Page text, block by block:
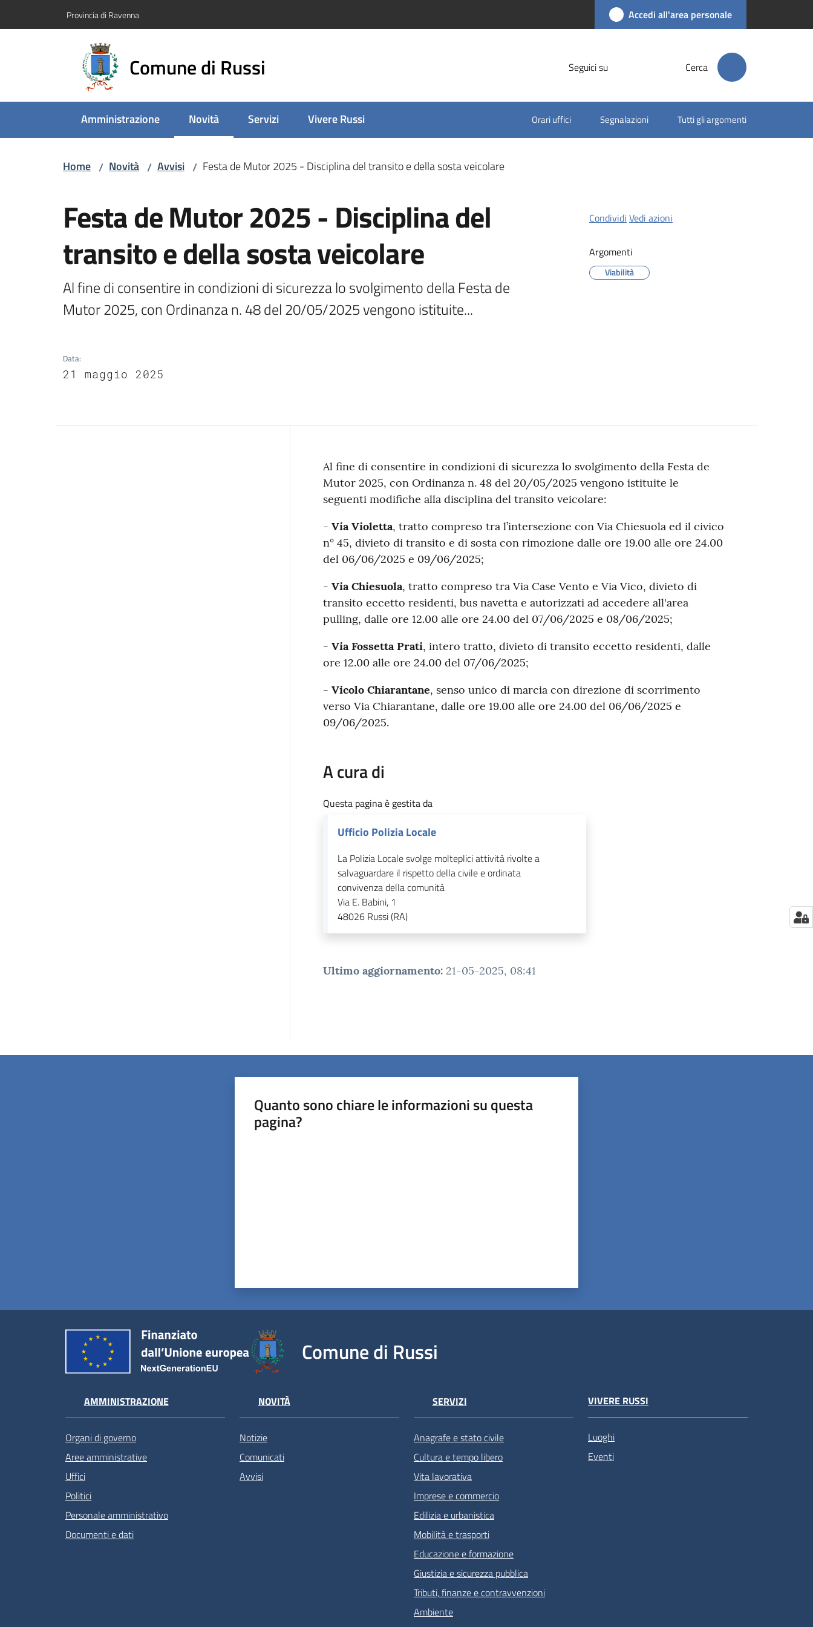
Provincia di Ravenna Accedi all'area personale
Comune di Russi Seguici su Cerca
Amministrazione Novità
Menu selezionato
Servizi Vivere Russi Orari uffici Segnalazioni Tutti gli argomenti
Home / Novità / Avvisi / Festa de Mutor 2025 - Disciplina del transito e della sosta veicolare
Festa de Mutor 2025 - Disciplina del
transito e della sosta veicolare
Al fine di consentire in condizioni di sicurezza lo svolgimento della Festa de
Mutor 2025, con Ordinanza n. 48 del 20/05/2025 vengono istituite...
Data:
21 maggio 2025
Condividi Vedi azioni
Argomenti
Viabilità
Contenuto
Al fine di consentire in condizioni di sicurezza lo svolgimento della Festa de
Mutor 2025, con Ordinanza n. 48 del 20/05/2025 vengono istituite le
seguenti modifiche alla disciplina del transito veicolare:
- Via Violetta, tratto compreso tra l’intersezione con Via Chiesuola ed il civico
n° 45, divieto di transito e di sosta con rimozione dalle ore 19.00 alle ore 24.00
del 06/06/2025 e 09/06/2025;
- Via Chiesuola, tratto compreso tra Via Case Vento e Via Vico, divieto di
transito eccetto residenti, bus navetta e autorizzati ad accedere all'area
pulling, dalle ore 12.00 alle ore 24.00 del 07/06/2025 e 08/06/2025;
- Via Fossetta Prati, intero tratto, divieto di transito eccetto residenti, dalle
ore 12.00 alle ore 24.00 del 07/06/2025;
- Vicolo Chiarantane, senso unico di marcia con direzione di scorrimento
verso Via Chiarantane, dalle ore 19.00 alle ore 24.00 del 06/06/2025 e
09/06/2025.
A cura di
Questa pagina è gestita da
Ufficio Polizia Locale
La Polizia Locale svolge molteplici attività rivolte a
salvaguardare il rispetto della civile e ordinata
convivenza della comunità
Via E. Babini, 1
48026 Russi (RA)
Ultimo aggiornamento: 21-05-2025, 08:41
Quanto sono chiare le informazioni su questa
pagina?
Comune di Russi
AMMINISTRAZIONE
Organi di governo
Aree amministrative
Uffici
Politici
Personale amministrativo
Documenti e dati
NOVITÀ
Notizie
Comunicati
Avvisi
SERVIZI
Anagrafe e stato civile
Cultura e tempo libero
Vita lavorativa
Imprese e commercio
Edilizia e urbanistica
Mobilità e trasporti
Educazione e formazione
Giustizia e sicurezza pubblica
Tributi, finanze e contravvenzioni
Ambiente
VIVERE RUSSI
Luoghi
Eventi